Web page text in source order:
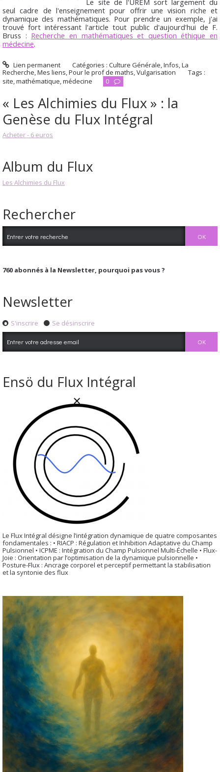
Le site de l'UREM sort largement du
seul cadre de l'enseignement pour offrir une vision riche et
dynamique des mathématiques. Pour prendre un exemple, j'ai
trouvé fort intéressant l'article tout public d'aujourd'hui de F.
Bruss : Recherche en mathématiques et question éthique en
médecine.
Lien permanent Catégories :Culture Générale,Infos,La
Recherche,Mes liens,Pour le prof de maths,Vulgarisation
Tags :
site,mathématique,médecine 0
« Les Alchimies du Flux » : la
Genèse du Flux Intégral
Acheter - 6 euros
Album du Flux
Les Alchimies du Flux
Rechercher
760 abonnés à la Newsletter, pourquoi pas vous ?
Newsletter
S'inscrire Se désinscrire
Ensö du Flux Intégral
Le Flux Intégral désigne l’intégration dynamique de quatre composantes
fondamentales : • RIACP : Régulation et Inhibition Adaptative du Champ
Pulsionnel • ICPME : Intégration du Champ Pulsionnel Multi-Échelle • Flux-
Joie : Orientation par l’optimisation de la dynamique pulsionnelle •
Posture-Flux : Ancrage corporel et perceptif permettant la stabilisation
et la syntonie des flux